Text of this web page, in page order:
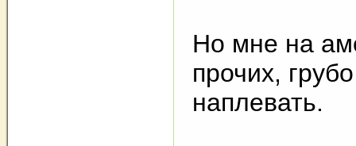
Но мне на
прочих,
наплевать.